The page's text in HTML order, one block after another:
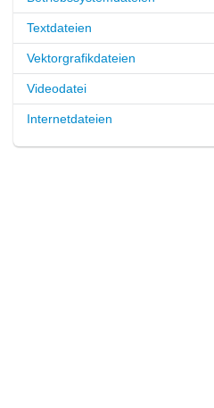
Textdateien
Vektorgrafikdateien
Videodatei
Internetdateien